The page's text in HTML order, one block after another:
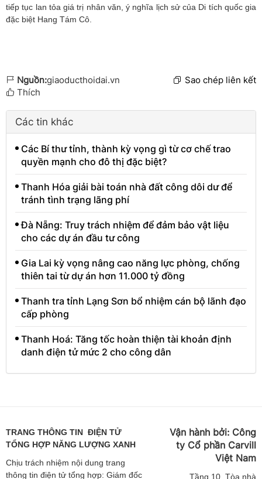
tiếp tục lan tỏa giá trị nhân văn, ý nghĩa lịch sử của Di tích quốc gia
đặc biệt Hang Tám Cô.
Nguồn:giaoducthoidai.vn
Sao chép liên kết
Thích
Các tin khác
Các Bí thư tỉnh, thành kỳ vọng gì từ cơ chế trao
quyền mạnh cho đô thị đặc biệt?
Thanh Hóa giải bài toán nhà đất công dôi dư để
tránh tình trạng lãng phí
Đà Nẵng: Truy trách nhiệm để đảm bảo vật liệu
cho các dự án đầu tư công
Gia Lai kỳ vọng nâng cao năng lực phòng, chống
thiên tai từ dự án hơn 11.000 tỷ đồng
Thanh tra tỉnh Lạng Sơn bổ nhiệm cán bộ lãnh đạo
cấp phòng
Thanh Hoá: Tăng tốc hoàn thiện tài khoản định
danh điện tử mức 2 cho công dân
TRANG THÔNG TIN ĐIỆN TỬ
TỔNG HỢP NĂNG LƯỢNG XANH
Chịu trách nhiệm nội dung trang
thông tin điện tử tổng hợp: Giám đốc
Vận hành bởi: Công
ty Cổ phần Carvill
Việt Nam
Tầng 10, Tòa nhà